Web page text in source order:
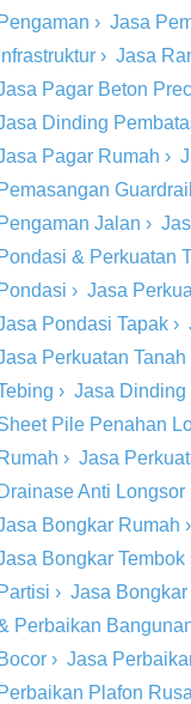
Pengaman › Jasa
Infrastruktur › Jasa
Pagar Beton
Dinding
Pagar Rumah ›
Pemasangan
Pengaman Jalan ›
Pondasi & Perkuatan
Pondasi › Jasa
Pondasi Tapak ›
Perkuatan
› Jasa Dinding
Pile Penahan
Rumah › Jasa
Drainase Anti Longsor
Bongkar Rumah ›
Bongkar Tembok
Partisi › Jasa
Perbaikan
Bocor › Jasa
Perbaikan Plafon